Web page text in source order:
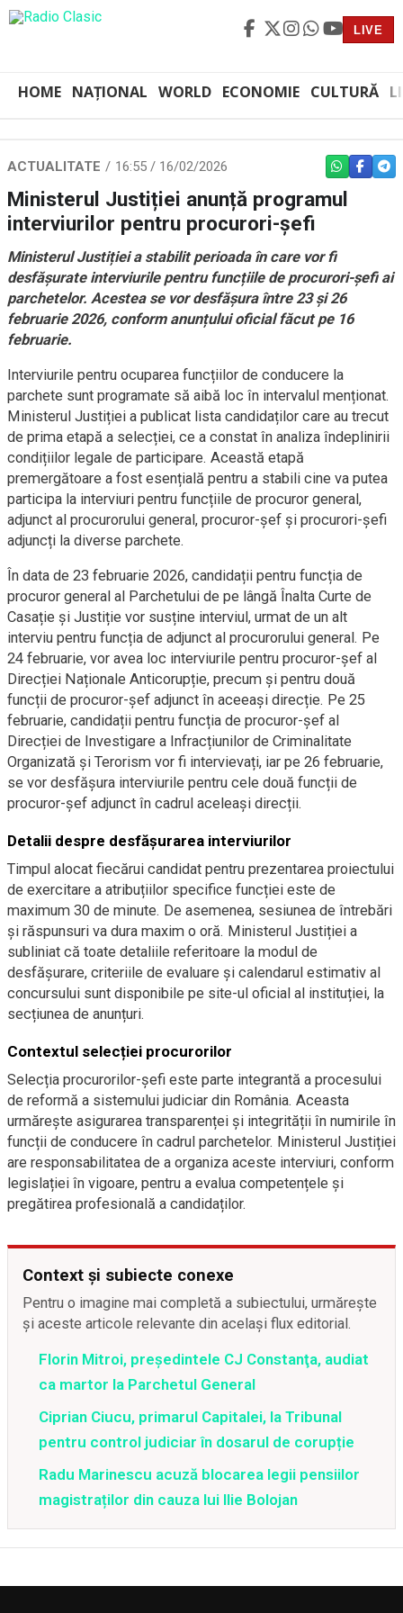
LIVE
HOME NAȚIONAL WORLD ECONOMIE CULTURĂ
ACTUALITATE 16:55 / 16/02/2026 WHATSAPP
Ministerul Justiției anunță programul
interviurilor pentru procurori-șefi
Ministerul Justiției a stabilit perioada în care vor fi
desfășurate interviurile pentru funcțiile de procurori-șefi ai
parchetelor. Acestea se vor desfășura între 23 și 26
februarie 2026, conform anunțului oficial făcut pe 16
februarie.
Interviurile pentru ocuparea funcțiilor de conducere la
parchete sunt programate să aibă loc în intervalul menționat.
Ministerul Justiției a publicat lista candidaților care au trecut
de prima etapă a selecției, ce a constat în analiza îndeplinirii
condițiilor legale de participare. Această etapă
premergătoare a fost esențială pentru a stabili cine va putea
participa la interviuri pentru funcțiile de procuror general,
adjunct al procurorului general, procuror-șef și procurori-șefi
adjuncți la diverse parchete.
În data de 23 februarie 2026, candidații pentru funcția de
procuror general al Parchetului de pe lângă Înalta Curte de
Casație și Justiție vor susține interviul, urmat de un alt
interviu pentru funcția de adjunct al procurorului general. Pe
24 februarie, vor avea loc interviurile pentru procuror-șef al
Direcției Naționale Anticorupție, precum și pentru două
funcții de procuror-șef adjunct în aceeași direcție. Pe 25
februarie, candidații pentru funcția de procuror-șef al
Direcției de Investigare a Infracțiunilor de Criminalitate
Organizată și Terorism vor fi intervievați, iar pe 26 februarie,
se vor desfășura interviurile pentru cele două funcții de
procuror-șef adjunct în cadrul aceleași direcții.
Detalii despre desfășurarea interviurilor
Timpul alocat fiecărui candidat pentru prezentarea proiectului
de exercitare a atribuțiilor specifice funcției este de
maximum 30 de minute. De asemenea, sesiunea de întrebări
și răspunsuri va dura maxim o oră. Ministerul Justiției a
subliniat că toate detaliile referitoare la modul de
desfășurare, criteriile de evaluare și calendarul estimativ al
concursului sunt disponibile pe site-ul oficial al instituției, la
secțiunea de anunțuri.
Contextul selecției procurorilor
Selecția procurorilor-șefi este parte integrantă a procesului
de reformă a sistemului judiciar din România. Aceasta
urmărește asigurarea transparenței și integrității în numirile în
funcții de conducere în cadrul parchetelor. Ministerul Justiției
are responsabilitatea de a organiza aceste interviuri, conform
legislației în vigoare, pentru a evalua competențele și
pregătirea profesională a candidaților.
Context și subiecte conexe
Pentru o imagine mai completă a subiectului, urmărește
și aceste articole relevante din același flux editorial.
Florin Mitroi, preşedintele CJ Constanţa, audiat
ca martor la Parchetul General
Ciprian Ciucu, primarul Capitalei, la Tribunal
pentru control judiciar în dosarul de corupție
Radu Marinescu acuză blocarea legii pensiilor
magistraților din cauza lui Ilie Bolojan